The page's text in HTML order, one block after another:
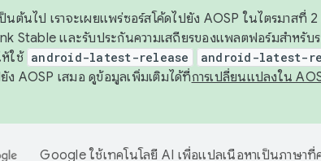
ต้นไป เราจะเผยแพร่ซอร์สโค้ดไปยัง AOSP ในไตรมาสที่
Stable และรับประกันความเสถียรของแพลตฟอร์มสำหรับร
ใช้ android-latest-release android-latest-
ง AOSP เสมอ ดูข้อมูลเพิ่มเติมได้ที่การเปลี่ยนแปลงใน
Google ใช้เทคโนโลยี AI เพื่อแปลเนื้อหาเป็นภาษา